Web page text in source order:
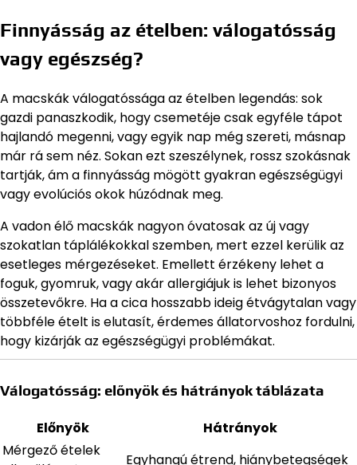
Finnyásság az ételben: válogatósság
vagy egészség?
A macskák válogatóssága az ételben legendás: sok
gazdi panaszkodik, hogy csemetéje csak egyféle tápot
hajlandó megenni, vagy egyik nap még szereti, másnap
már rá sem néz. Sokan ezt szeszélynek, rossz szokásnak
tartják, ám a finnyásság mögött gyakran egészségügyi
vagy evolúciós okok húzódnak meg.
A vadon élő macskák nagyon óvatosak az új vagy
szokatlan táplálékokkal szemben, mert ezzel kerülik az
esetleges mérgezéseket. Emellett érzékeny lehet a
foguk, gyomruk, vagy akár allergiájuk is lehet bizonyos
összetevőkre. Ha a cica hosszabb ideig étvágytalan vagy
többféle ételt is elutasít, érdemes állatorvoshoz fordulni,
hogy kizárják az egészségügyi problémákat.
Válogatósság: előnyök és hátrányok táblázata
Előnyök
Hátrányok
Mérgező ételek
Egyhangú étrend, hiánybetegségek